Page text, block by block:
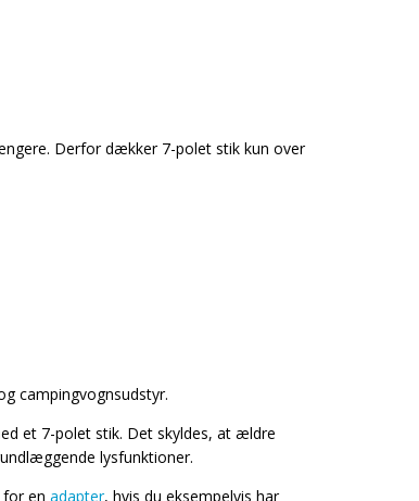
Derfor dækker 7-polet stik kun over
campingvognsudstyr.
et 7-polet stik. Det skyldes, at ældre
lysfunktioner.
en adapter, hvis du eksempelvis har